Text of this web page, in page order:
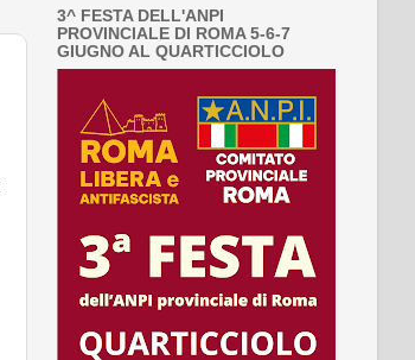
3^ FESTA DELL'ANPI
PROVINCIALE DI ROMA 5-6-7
GIUGNO AL QUARTICCIOLO